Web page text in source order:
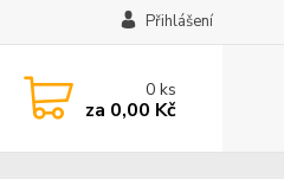
Přihlášení
0ks
za 0,00 Kč